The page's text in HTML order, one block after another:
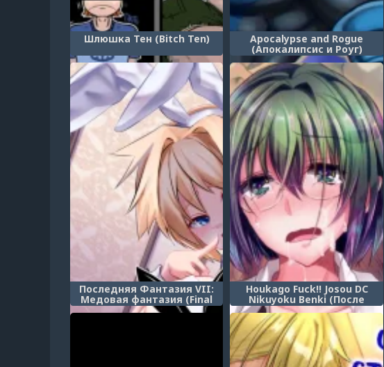
Шлюшка Тен (Bitch Ten) Apocalypse and Rogue
(Апокалипсис и Роуг)
Последняя Фантазия VII:
Медовая фантазия (Final
Fantasy VII: Honeybee Inn)
Houkago Fuck!! Josou DC
Nikuyoku Benki (После
школы FUCK!! Кроссдрессер
DC мясной туалет)